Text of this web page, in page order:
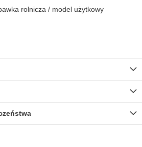
rolnicza / model użytkowy